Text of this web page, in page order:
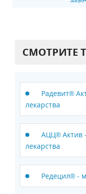
СМОТРИТЕ
Радевит®
лекарства
АЦЦ® Актив
лекарства
Редецил® -